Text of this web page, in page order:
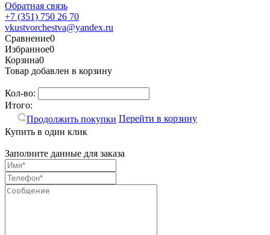
Обратная связь
+7 (351) 750 26 70
vkustvorchestva@yandex.ru
Сравнение0
Избранное0
Корзина0
Товар добавлен в корзину
Кол-во:
Итого:
Продолжить покупки Перейти в корзину
Купить в один клик
Заполните данные для заказа